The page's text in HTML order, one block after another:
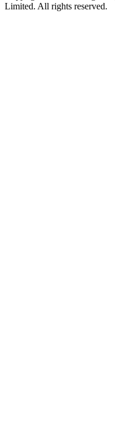
Limited. All rights reserved.